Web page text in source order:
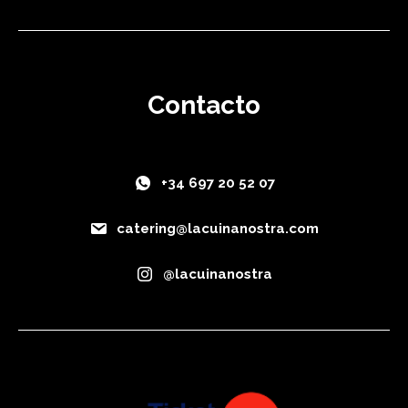
Contacto
+34 697 20 52 07
catering@lacuinanostra.com
@lacuinanostra